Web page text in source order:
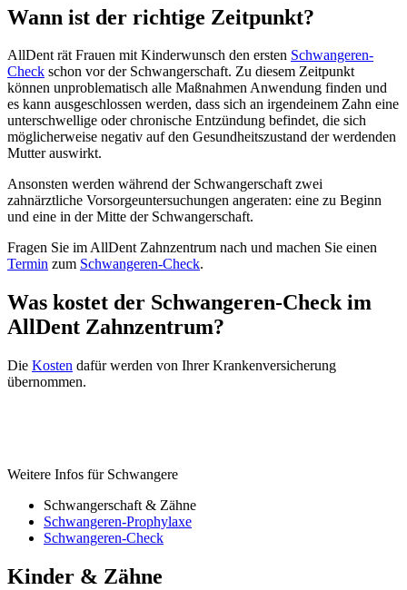
Wann ist der richtige Zeitpunkt?
AllDent rät Frauen mit Kinderwunsch den ersten Schwangeren-
Check schon vor der Schwangerschaft. Zu diesem Zeitpunkt
können unproblematisch alle Maßnahmen Anwendung finden und
es kann ausgeschlossen werden, dass sich an irgendeinem Zahn eine
unterschwellige oder chronische Entzündung befindet, die sich
möglicherweise negativ auf den Gesundheitszustand der werdenden
Mutter auswirkt.
Ansonsten werden während der Schwangerschaft zwei
zahnärztliche Vorsorgeuntersuchungen angeraten: eine zu Beginn
und eine in der Mitte der Schwangerschaft.
Fragen Sie im AllDent Zahnzentrum nach und machen Sie einen
Termin zum Schwangeren-Check.
Was kostet der Schwangeren-Check im
AllDent Zahnzentrum?
Die Kosten dafür werden von Ihrer Krankenversicherung
übernommen.
Weitere Infos für Schwangere
Schwangerschaft & Zähne
Schwangeren-Prophylaxe
Schwangeren-Check
Kinder & Zähne